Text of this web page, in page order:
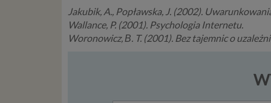
Jakubik, A., Popławska, J. (2002).
Wallance, P. (2001). Psychologia Internetu.
Woronowicz, В. T. (2001). Bez tajemnic o